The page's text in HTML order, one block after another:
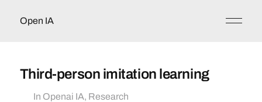
Open IA
Third-person imitation learning
In Openai IA, Research